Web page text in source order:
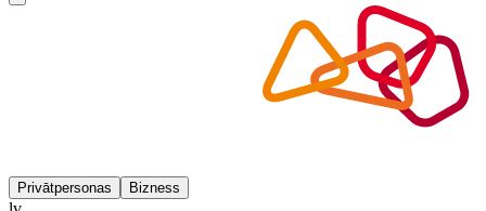
Privātpersonas Bizness